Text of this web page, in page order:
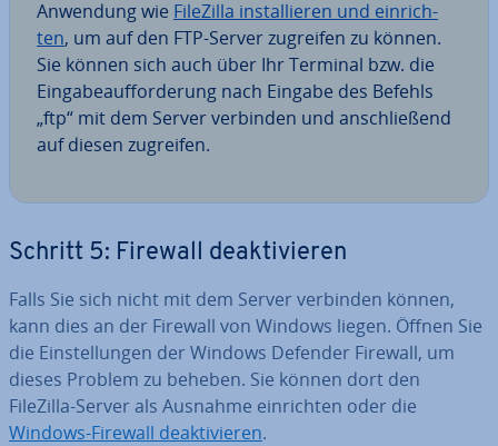
Anwendung wie FileZilla in­stal­lie­ren und ein­rich­
ten, um auf den FTP-Server zugreifen zu können.
Sie können sich auch über Ihr Terminal bzw. die
Ein­ga­be­auf­for­de­rung nach Eingabe des Befehls
„ftp“ mit dem Server verbinden und an­schlie­ßend
auf diesen zugreifen.
Schritt 5: Firewall de­ak­ti­vie­ren
Falls Sie sich nicht mit dem Server verbinden können,
kann dies an der Firewall von Windows liegen. Öffnen Sie
die Ein­stel­lun­gen der Windows Defender Firewall, um
dieses Problem zu beheben. Sie können dort den
FileZilla-Server als Ausnahme ein­rich­ten oder die
Windows-Firewall de­ak­ti­vie­ren.